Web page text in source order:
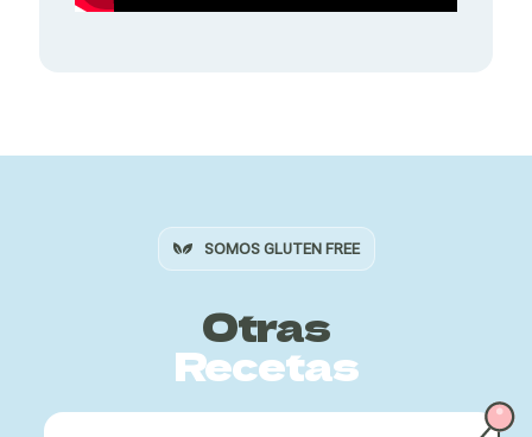
SOMOS GLUTEN FREE
Otras
Recetas